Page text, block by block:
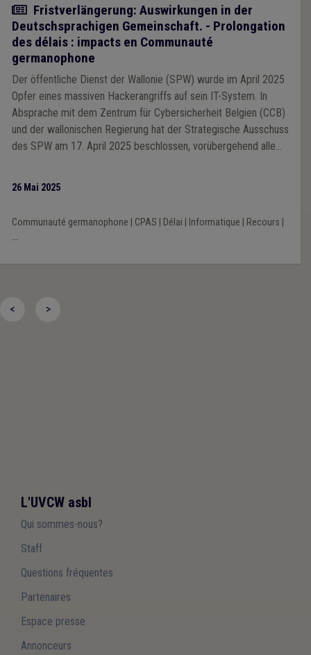
Actualité
Fristverlängerung: Auswirkungen in der
Deutschsprachigen Gemeinschaft. - Prolongation
des délais : impacts en Communauté
germanophone
Der öffentliche Dienst der Wallonie (SPW) wurde im April 2025
Opfer eines massiven Hackerangriffs auf sein IT-System. In
Absprache mit dem Zentrum für Cybersicherheit Belgien (CCB)
und der wallonischen Regierung hat der Strategische Ausschuss
des SPW am 17. April 2025 beschlossen, vorübergehend alle
auch die in den wallonischen Normen festgelegten Fristen, die
die die IT-Umgebung des SPW nutzen, oder die Nutzer dieser
wallonischen gesetzlichen Normen festgelegten Fristen, die
26 Mai 2025
Communauté germanophone CPAS Délai Informatique Recours
...
< >
L'UVCW asbl
Qui sommes-nous?
Staff
Questions fréquentes
Partenaires
Espace presse
Annonceurs